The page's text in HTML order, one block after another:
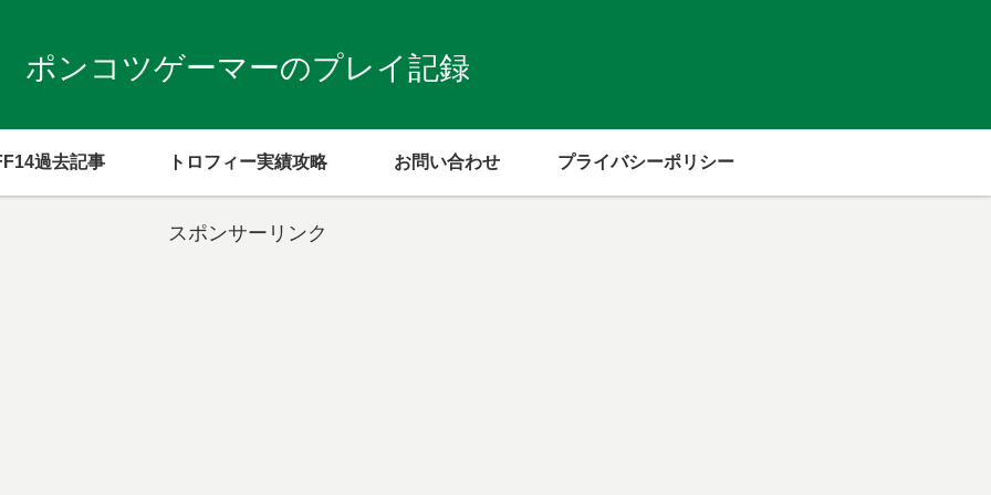
ポンコツゲーマーのプレイ記録
過去記事 トロフィー実績攻略 お問い合わせ プライバシーポリシー
スポンサーリンク